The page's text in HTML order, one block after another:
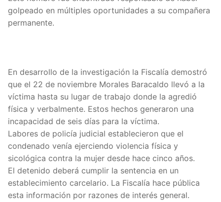
golpeado en múltiples oportunidades a su compañera
permanente.
En desarrollo de la investigación la Fiscalía demostró
que el 22 de noviembre Morales Baracaldo llevó a la
víctima hasta su lugar de trabajo donde la agredió
física y verbalmente. Estos hechos generaron una
incapacidad de seis días para la víctima.
Labores de policía judicial establecieron que el
condenado venía ejerciendo violencia física y
sicológica contra la mujer desde hace cinco años.
El detenido deberá cumplir la sentencia en un
establecimiento carcelario. La Fiscalía hace pública
esta información por razones de interés general.